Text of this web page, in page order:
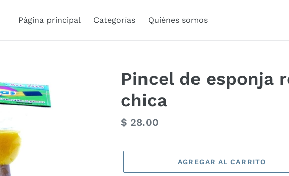
Página principal Categorías Quiénes somos
Pincel de esponja
chica
Precio
$ 28.00
AGREGAR AL CARRITO